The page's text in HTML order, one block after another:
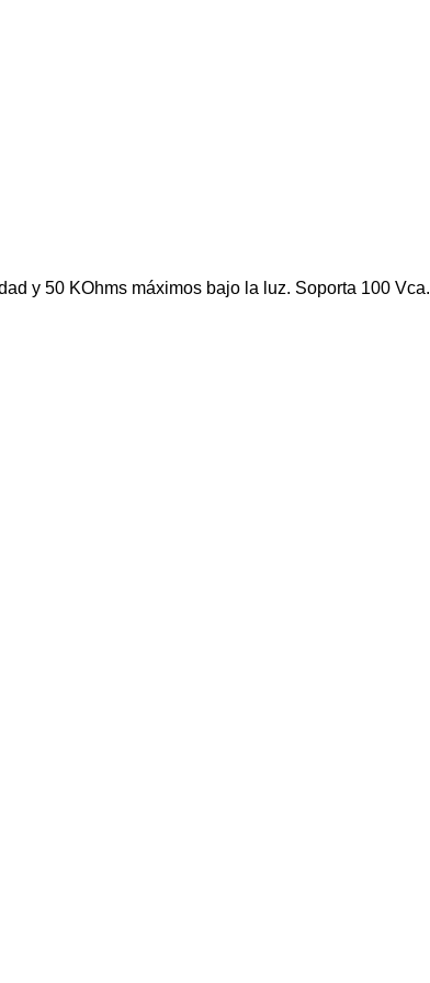
y 50 KOhms máximos bajo la luz. Soporta 100 Vca.